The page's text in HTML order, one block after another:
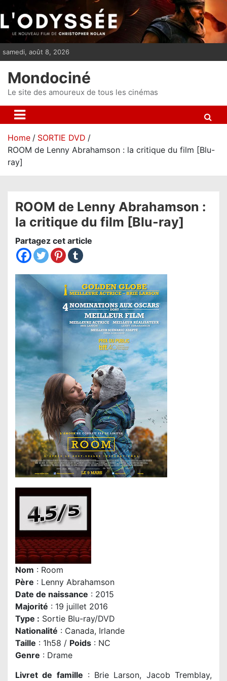
i
p
n
samedi, août 8, 2026
Mondociné
Le site des amoureux de tous les cinémas
Home
SORTIE DVD
ROOM de Lenny Abrahamson : la critique du film [Blu-
ray]
ROOM de Lenny Abrahamson :
la critique du film [Blu-ray]
Partagez cet article
Nom : Room
Père : Lenny Abrahamson
Date de naissance : 2015
Majorité : 19 juillet 2016
Type : Sortie Blu-ray/DVD
Nationalité : Canada, Irlande
Taille : 1h58 / Poids : NC
Genre : Drame
Livret de famille : Brie Larson, Jacob Tremblay,